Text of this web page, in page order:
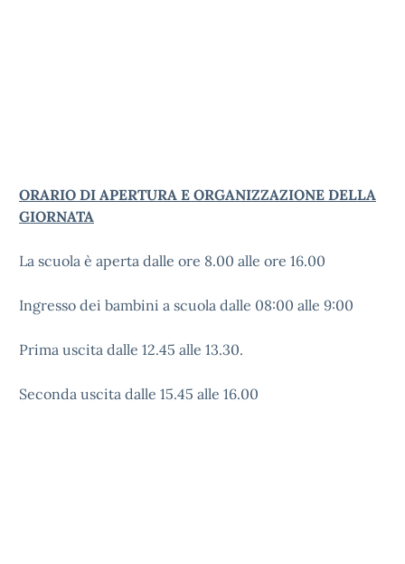
ORARIO DI APERTURA E ORGANIZZAZIONE DELLA
GIORNATA
La scuola è aperta dalle ore 8.00 alle ore 16.00
Ingresso dei bambini a scuola dalle 08:00 alle 9:00
Prima uscita dalle 12.45 alle 13.30.
Seconda uscita dalle 15.45 alle 16.00